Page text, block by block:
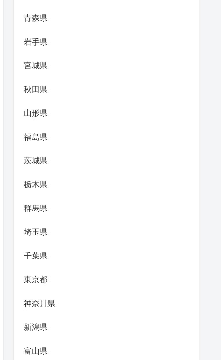
青森県
岩手県
宮城県
秋田県
山形県
福島県
茨城県
栃木県
群馬県
埼玉県
千葉県
東京都
神奈川県
新潟県
富山県